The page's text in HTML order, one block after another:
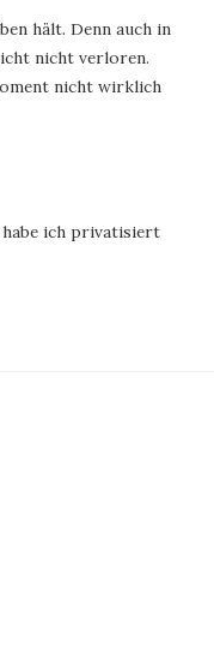
hält. Denn auch in
nicht verloren.
nicht wirklich
ich privatisiert